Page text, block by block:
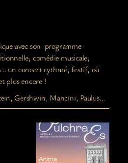
avec son programme
comédie musicale,
un concert rythmé, festif, où
plus encore !
Gershwin, Mancini, Paulus…